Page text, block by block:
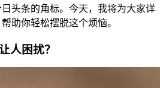
头条的角标。今天，我将为大家详
助你轻松摆脱这个烦恼。
人困扰？